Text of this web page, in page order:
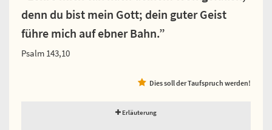
denn du bist mein Gott; dein guter Geist
führe mich auf ebner Bahn.”
Psalm 143,10
Dies soll der Taufspruch werden!
Erläuterung